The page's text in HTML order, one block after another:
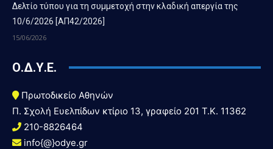
Δελτίο τύπου για τη συμμετοχή στην κλαδική απεργία της
10/6/2026 [ΑΠ42/2026]
15/06/2026
Ο.Δ.Υ.Ε.
Πρωτοδικείο Αθηνών
Π. Σχολή Ευελπίδων κτίριο 13, γραφείο 201 T.K. 11362
210-8826464
info{@}odye.gr